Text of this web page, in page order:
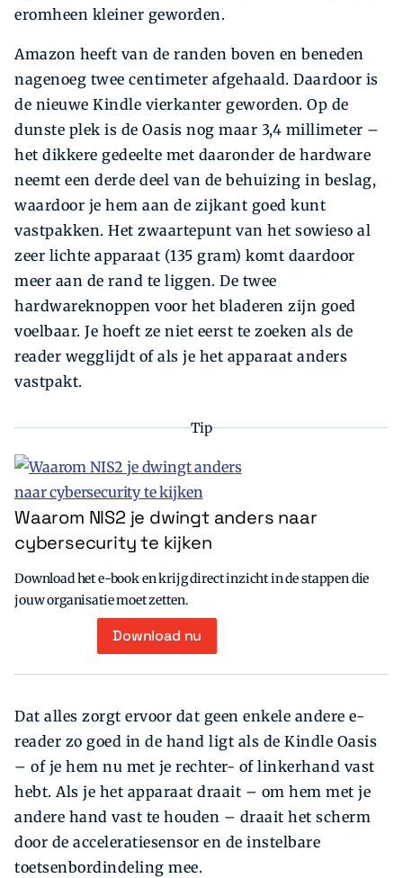
eromheen kleiner geworden.
Amazon heeft van de randen boven en beneden
nagenoeg twee centimeter afgehaald. Daardoor is
de nieuwe Kindle vierkanter geworden. Op de
dunste plek is de Oasis nog maar 3,4 millimeter –
het dikkere gedeelte met daaronder de hardware
neemt een derde deel van de behuizing in beslag,
waardoor je hem aan de zijkant goed kunt
vastpakken. Het zwaartepunt van het sowieso al
zeer lichte apparaat (135 gram) komt daardoor
meer aan de rand te liggen. De twee
hardwareknoppen voor het bladeren zijn goed
voelbaar. Je hoeft ze niet eerst te zoeken als de
reader wegglijdt of als je het apparaat anders
vastpakt.
Tip
Waarom NIS2 je dwingt anders naar
cybersecurity te kijken
Download het e-book en krijg direct inzicht in de stappen die
jouw organisatie moet zetten.
Download nu
Dat alles zorgt ervoor dat geen enkele andere e-
reader zo goed in de hand ligt als de Kindle Oasis
– of je hem nu met je rechter- of linkerhand vast
hebt. Als je het apparaat draait – om hem met je
andere hand vast te houden – draait het scherm
door de acceleratiesensor en de instelbare
toetsenbordindeling mee.